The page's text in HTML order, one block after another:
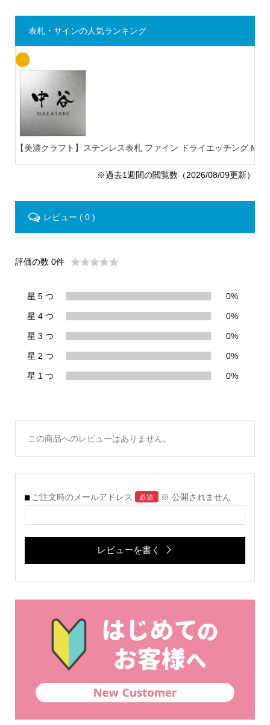
表札・サインの人気ランキング
【美濃クラフト】ステンレス表札 ファイン ドライエッチング MB-
※過去1週間の閲覧数（2026/08/09更新）
レビュー ( 0 )
評価の数 0件
星 5 つ 0%
星 4 つ 0%
星 3 つ 0%
星 2 つ 0%
星 1 つ 0%
この商品へのレビューはありません。
ご注文時のメールアドレス 必須 ※ 公開されません
レビューを書く